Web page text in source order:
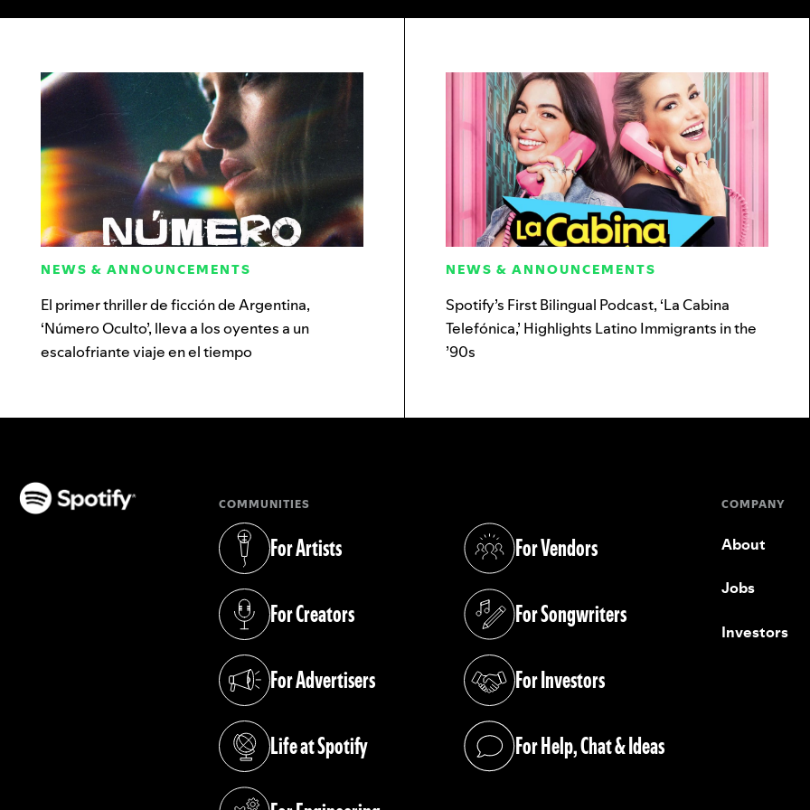
NEWS & ANNOUNCEMENTS
El primer thriller de ficción de Argentina,
‘Número Oculto’, lleva a los oyentes a un
escalofriante viaje en el tiempo
NEWS & ANNOUNCEMENTS
Spotify’s First Bilingual Podcast, ‘La Cabina
Telefónica,’ Highlights Latino Immigrants in the
’90s
COMMUNITIES
For Artists
(opens in a new tab)
For Creators
(opens in a new tab)
For Advertisers
(opens in a new tab)
Life at Spotify
(opens in a new tab)
For Vendors
(opens in a new tab)
For Songwriters
(opens in a new tab)
For Investors
(opens in a new tab)
For Help, Chat & Ideas
(opens in a new tab)
COMPANY
About
Jobs
Investors